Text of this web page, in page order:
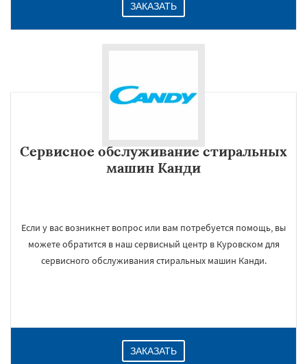
ЗАКАЗАТЬ
Сервисное обслуживание стиральных
машин Канди
Если у вас возникнет вопрос или вам потребуется помощь, вы
можете обратится в наш сервисный центр в Куровском для
сервисного обслуживания стиральных машин Канди.
ЗАКАЗАТЬ